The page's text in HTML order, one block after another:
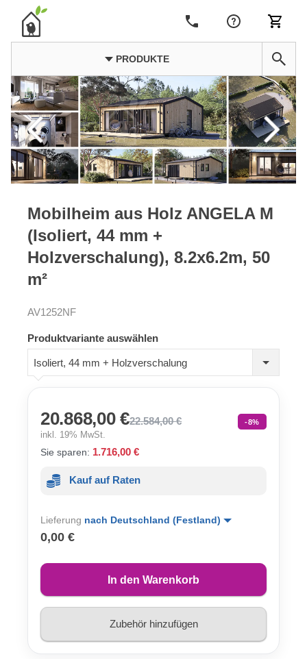
PRODUKTE
Mobilheim aus Holz ANGELA M
(Isoliert, 44 mm +
Holzverschalung), 8.2x6.2m, 50
m²
AV1252NF
Produktvariante auswählen
Isoliert, 44 mm + Holzverschalung
20.868,00 €22.584,00 € -8%
inkl. 19% MwSt.
Sie sparen: 1.716,00 €
Kauf auf Raten
Lieferung nach Deutschland (Festland)
0,00 €
In den Warenkorb
Zubehör hinzufügen